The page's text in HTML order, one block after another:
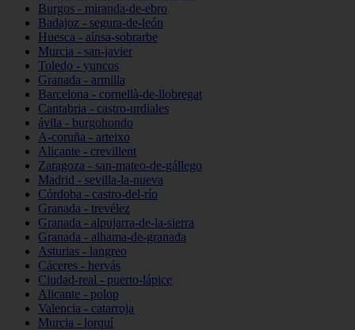
Burgos - miranda-de-ebro
Badajoz - segura-de-león
Huesca - aínsa-sobrarbe
Murcia - san-javier
Toledo - yuncos
Granada - armilla
Barcelona - cornellà-de-llobregat
Cantabria - castro-urdiales
ávila - burgohondo
A-coruña - arteixo
Alicante - crevillent
Zaragoza - san-mateo-de-gállego
Madrid - sevilla-la-nueva
Córdoba - castro-del-río
Granada - trevélez
Granada - alpujarra-de-la-sierra
Granada - alhama-de-granada
Asturias - langreo
Cáceres - hervás
Ciudad-real - puerto-lápice
Alicante - polop
Valencia - catarroja
Murcia - lorquí